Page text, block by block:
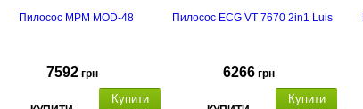
Пилосос MPM MOD-48
7592 грн
Купити
Пилосос ECG VT 7670 2in1 Luis
6266 грн
Купити